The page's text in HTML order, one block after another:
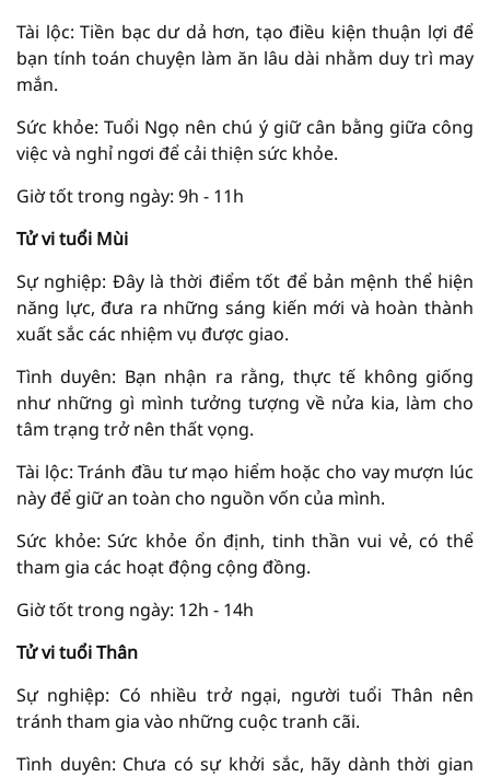
Tài lộc: Tiền bạc dư dả hơn, tạo điều kiện thuận lợi để
bạn tính toán chuyện làm ăn lâu dài nhằm duy trì may
mắn.
Sức khỏe: Tuổi Ngọ nên chú ý giữ cân bằng giữa công
việc và nghỉ ngơi để cải thiện sức khỏe.
Giờ tốt trong ngày: 9h - 11h
Tử vi tuổi Mùi
Sự nghiệp: Đây là thời điểm tốt để bản mệnh thể hiện
năng lực, đưa ra những sáng kiến mới và hoàn thành
xuất sắc các nhiệm vụ được giao.
Tình duyên: Bạn nhận ra rằng, thực tế không giống
như những gì mình tưởng tượng về nửa kia, làm cho
tâm trạng trở nên thất vọng.
Tài lộc: Tránh đầu tư mạo hiểm hoặc cho vay mượn lúc
này để giữ an toàn cho nguồn vốn của mình.
Sức khỏe: Sức khỏe ổn định, tinh thần vui vẻ, có thể
tham gia các hoạt động cộng đồng.
Giờ tốt trong ngày: 12h - 14h
Tử vi tuổi Thân
Sự nghiệp: Có nhiều trở ngại, người tuổi Thân nên
tránh tham gia vào những cuộc tranh cãi.
Tình duyên: Chưa có sự khởi sắc, hãy dành thời gian